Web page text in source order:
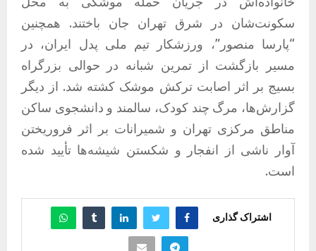
سکونت‌شان در شرق تهران جان باختند. همچنین
“پارسا منصور”، ورزشکار تیم ملی پدل ایران، در
مسیر بازگشت از تمرین شبانه در حوالی بزرگراه
بسیج بر اثر اصابت ترکش موشک کشته شد. از دیگر
گزارش‌ها، مرگ چند کودک، سالمند و دانشجوی ساکن
مناطق مرکزی تهران و شمیرانات بر اثر فروریختن
آوار ناشی از انفجار و شکستن شیشه‌ها تأیید شده
است.
اشتراک گذاری